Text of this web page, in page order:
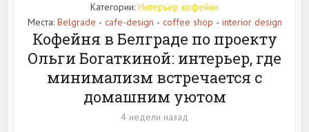
Категории: Интерьер кофейни
Места: Belgrade • cafe-design • coffee shop • interior design
Кофейня в Белграде по проекту
Ольги Богаткиной: интерьер, где
минимализм встречается с
домашним уютом
4 недели назад